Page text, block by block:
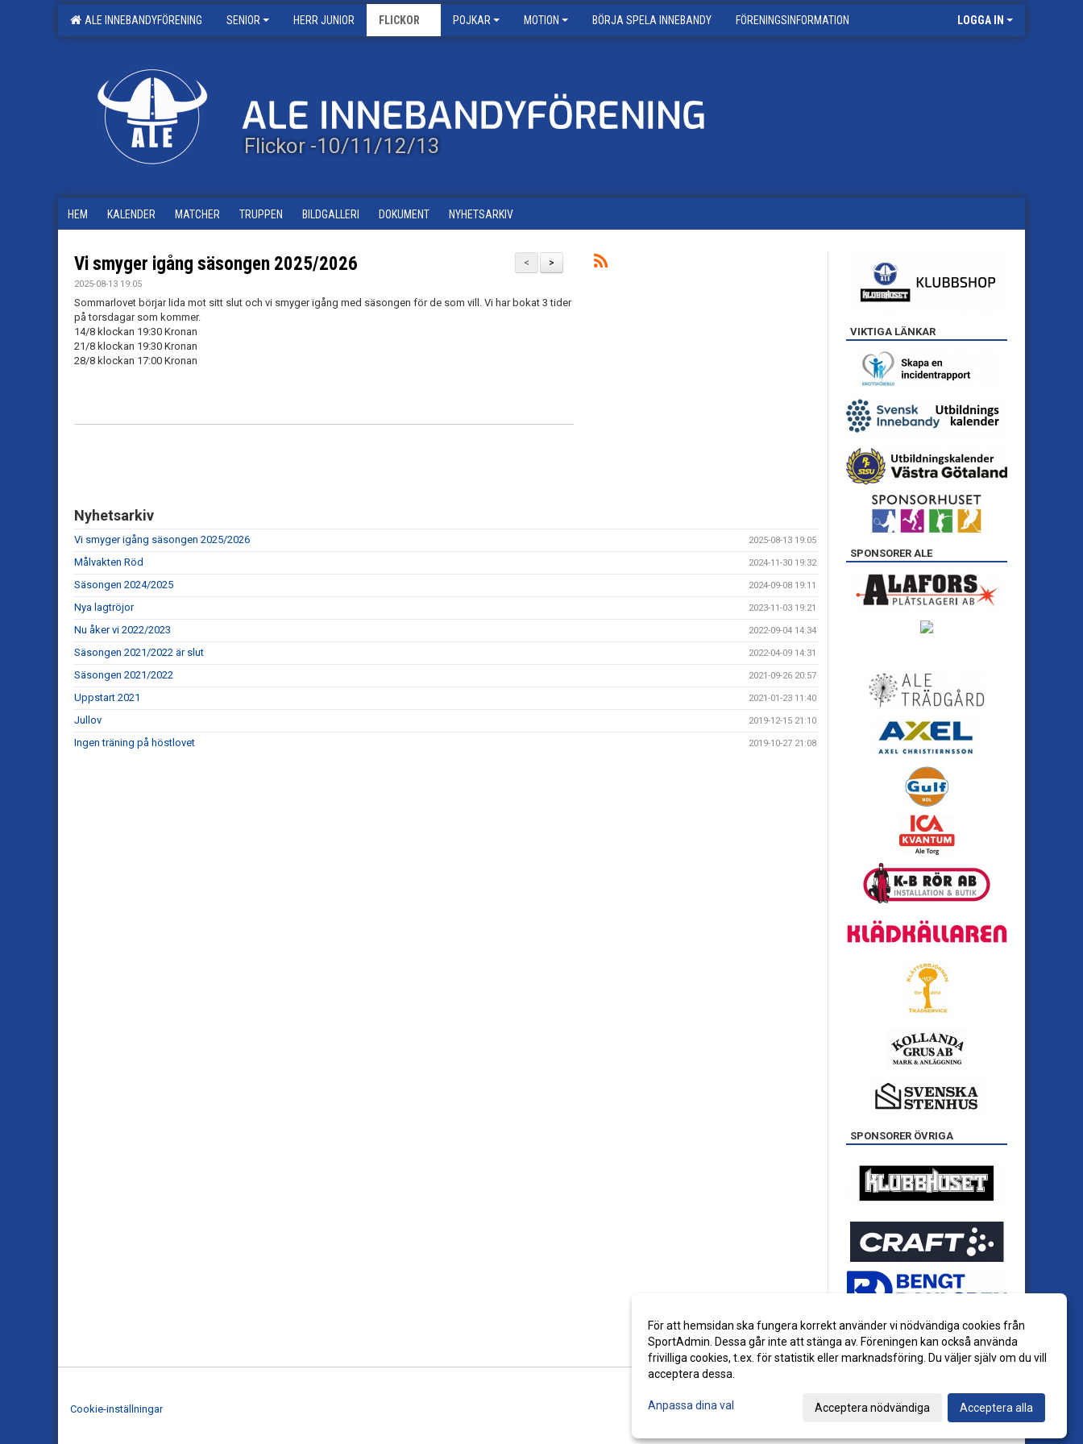
ALE INNEBANDYFÖRENING SENIOR HERR JUNIOR FLICKOR POJKAR MOTION BÖRJA SPELA INNEBANDY FÖRENINGSINFORMATION LOGGA IN
Flickor -10/11/12/13
HEM KALENDER MATCHER TRUPPEN BILDGALLERI DOKUMENT NYHETSARKIV
>
<
Vi smyger igång säsongen 2025/2026
2025-08-13 19:05
Sommarlovet börjar lida mot sitt slut och vi smyger igång med säsongen för de som vill. Vi har bokat 3 tider
på torsdagar som kommer.
14/8 klockan 19:30 Kronan
21/8 klockan 19:30 Kronan
28/8 klockan 17:00 Kronan
Nyhetsarkiv
Vi smyger igång säsongen 2025/2026 2025-08-13 19:05
Målvakten Röd 2024-11-30 19:32
Säsongen 2024/2025 2024-09-08 19:11
Nya lagtröjor 2023-11-03 19:21
Nu åker vi 2022/2023 2022-09-04 14:34
Säsongen 2021/2022 är slut 2022-04-09 14:31
Säsongen 2021/2022 2021-09-26 20:57
Uppstart 2021 2021-01-23 11:40
Jullov 2019-12-15 21:10
Ingen träning på höstlovet 2019-10-27 21:08
VIKTIGA LÄNKAR
SPONSORER ALE
SPONSORER ÖVRIGA
Cookie-inställningar
För att hemsidan ska fungera korrekt använder vi nödvändiga cookies från
SportAdmin. Dessa går inte att stänga av. Föreningen kan också använda
frivilliga cookies, t.ex. för statistik eller marknadsföring. Du väljer själv om du vill
acceptera dessa.
Anpassa dina val Acceptera nödvändiga Acceptera alla